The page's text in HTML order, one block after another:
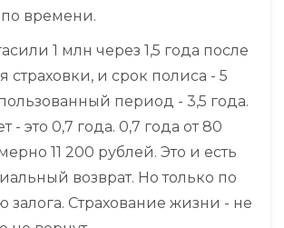
по времени.
1 млн через 1,5 года после
и срок полиса - 5
период - 3,5 года.
- это 0,7 года. 0,7 года от 80
11 200 рублей. Это и есть
возврат. Но только по
залога. Страхование жизни - не